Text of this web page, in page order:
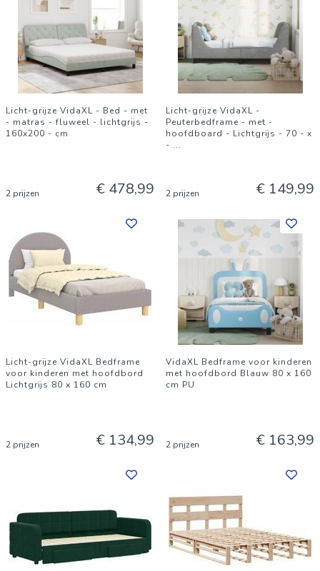
Licht-grijze VidaXL - Bed - met
- matras - fluweel - lichtgrijs -
160x200 - cm
2 prijzen € 478,99
Licht-grijze VidaXL -
Peuterbedframe - met -
hoofdboard - Lichtgrijs - 70 - x
- ...
2 prijzen € 149,99
Licht-grijze VidaXL Bedframe
voor kinderen met hoofdbord
Lichtgrijs 80 x 160 cm
2 prijzen € 134,99
VidaXL Bedframe voor kinderen
met hoofdbord Blauw 80 x 160
cm PU
2 prijzen € 163,99